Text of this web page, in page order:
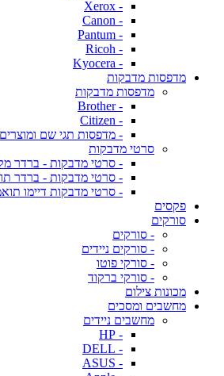
- Xerox
- Canon
- Pantum
- Ricoh
- Kyocera
מדפסות מדבקות
מדפסות מדבקות
- Brother
- Citizen
- מדפסות תגי שם ומוצרים
סרטי מדבקות
- סרטי מדבקות - ברדר
- סרטי מדבקות - ברדר
- סרטי מדבקות דיימו
פקסים
סורקים
- סורקים
- סורקים ניידים
- סורקי פוטו
- סורקי ברקוד
מכונות צילום
מחשבים ומסכים
מחשבים ניידים
- HP
- DELL
- ASUS